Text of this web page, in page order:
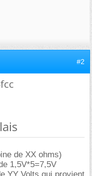
#2
de XX ohms)
1,5V*5=7,5V